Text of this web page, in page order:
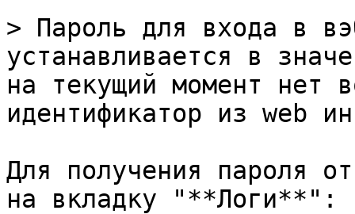
> Пароль для входа в
устанавливается в
на текущий момент нет
идентификатор из web
Для получения пароля
на вкладку "**Логи**":